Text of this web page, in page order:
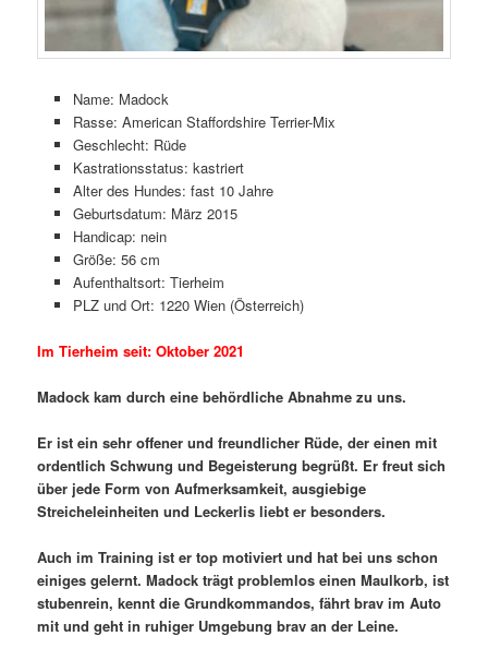
Name: Madock
Rasse: American Staffordshire Terrier-Mix
Geschlecht: Rüde
Kastrationsstatus: kastriert
Alter des Hundes: fast 10 Jahre
Geburtsdatum: März 2015
Handicap: nein
Größe: 56 cm
Aufenthaltsort: Tierheim
PLZ und Ort: 1220 Wien (Österreich)
Im Tierheim seit: Oktober 2021
Madock kam durch eine behördliche Abnahme zu uns.
Er ist ein sehr offener und freundlicher Rüde, der einen mit
ordentlich Schwung und Begeisterung begrüßt. Er freut sich
über jede Form von Aufmerksamkeit, ausgiebige
Streicheleinheiten und Leckerlis liebt er besonders.
Auch im Training ist er top motiviert und hat bei uns schon
einiges gelernt. Madock trägt problemlos einen Maulkorb, ist
stubenrein, kennt die Grundkommandos, fährt brav im Auto
mit und geht in ruhiger Umgebung brav an der Leine.